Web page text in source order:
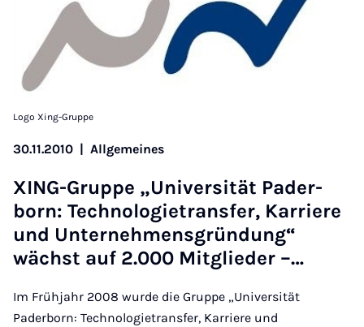
Logo Xing-Gruppe
30.11.2010 Allgemeines
XING-Grup­pe „Uni­ver­si­tät Pa­der­
born: Tech­no­lo­gie­trans­fer, Kar­rie­re
und Un­ter­neh­mens­grün­dung“
wächst auf 2.000 Mit­glie­der –…
Im Frühjahr 2008 wurde die Gruppe „Universität
Paderborn: Technologietransfer, Karriere und